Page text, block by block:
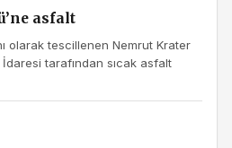
asfalt
olarak tescillenen Nemrut Krater
tarafından sıcak asfalt